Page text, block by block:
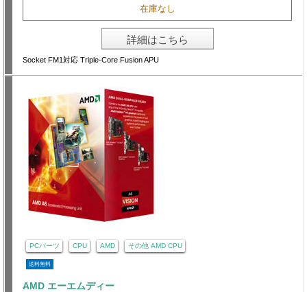
在庫なし
詳細はこちら
Socket FM1対応 Triple-Core Fusion APU
PCパーツ CPU AMD その他 AMD CPU
送料無料
AMD エーエムディー